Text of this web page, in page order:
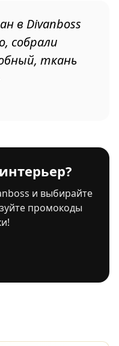
в Divanboss
собрали
ткань
и выбирайте
промокоды